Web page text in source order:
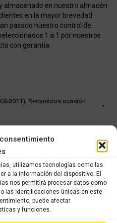
utilizamos tecnologías como las
a la información del dispositivo. El
nos permitirá procesar datos como
las identificaciones únicas en este
puede afectar
y funciones.
almacenado en nuestro almacén
en la mayor brevedad
pasado nuestro control de
1 a 1 por nuestros
con garantía.
2011) Recambios ocasión